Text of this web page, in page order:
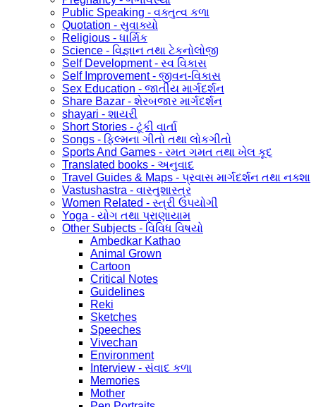
Public Speaking - વક્તુત્વ કળા
Quotation - સુવાક્યો
Religious - ધાર્મિક
Science - વિજ્ઞાન તથા ટેકનોલોજી
Self Development - સ્વ વિકાસ
Self Improvement - જીવન-વિકાસ
Sex Education - જાતીય માર્ગદર્શન
Share Bazar - શેરબજાર માર્ગદર્શન
shayari - શાયરી
Short Stories - ટૂંકી વાર્તા
Songs - ફિલ્મના ગીતો તથા લોકગીતો
Sports And Games - રમત ગમત તથા ખેલ કૂદ
Translated books - અનુવાદ
Travel Guides & Maps - પ્રવાસ માર્ગદર્શન તથા નક્શા
Vastushastra - વાસ્તુશાસ્ત્ર
Women Related - સ્ત્રી ઉપયોગી
Yoga - યોગ તથા પ્રાણાયામ
Other Subjects - વિવિધ વિષયો
Ambedkar Kathao
Animal Grown
Cartoon
Critical Notes
Guidelines
Reki
Sketches
Speeches
Vivechan
Environment
Interview - સંવાદ કળા
Memories
Mother